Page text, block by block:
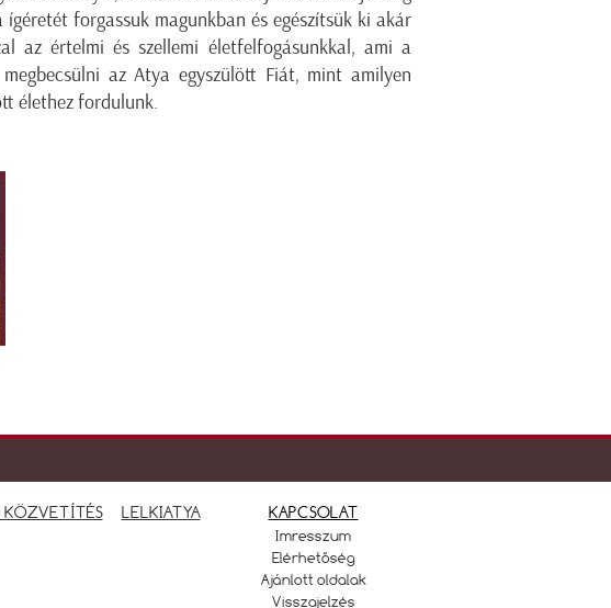
forgassuk magunkban és egészítsük ki akár
az értelmi és szellemi életfelfogásunkkal, ami a
az Atya egyszülött Fiát, mint amilyen
élethez fordulunk.
KÖZVETÍTÉS LELKIATYA KAPCSOLAT
Imresszum
Elérhetőség
Ajánlott oldalak
Visszajelzés